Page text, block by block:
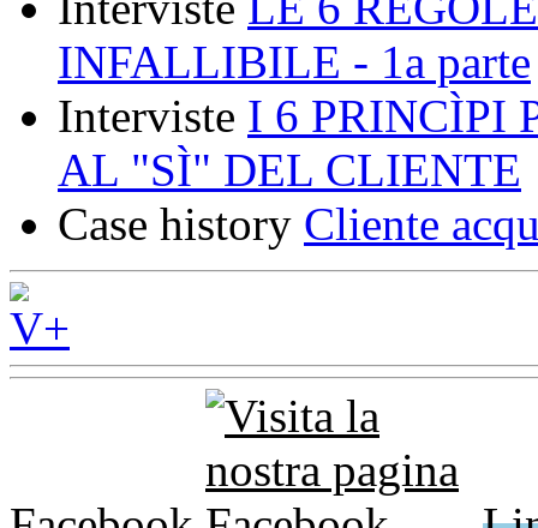
INFALLIBILE - 1a parte
Interviste I 6 PRINCÌPI
AL "SÌ" DEL CLIENTE
Case history Cliente